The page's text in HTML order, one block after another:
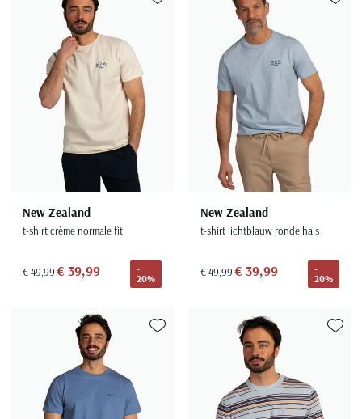
Xacus
Alle merken
New Zealand
t-shirt crème normale fit
€ 49,99€ 39,99
-
20%
Toevoegen aan favorieten
New Zealand
t-shirt lichtblauw ronde hals
€ 49,99€ 39,99
-
20%
Toevoegen aan favorieten